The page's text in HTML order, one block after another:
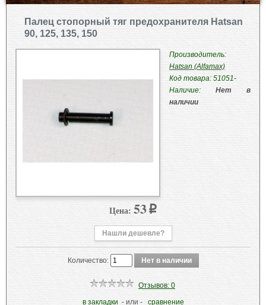
Палец стопорный тяг предохранителя Hatsan
90, 125, 135, 150
Производитель:
Hatsan (Alfamax)
Код товара: 51051-
Наличие: Нет в
наличии
Цена: 53 p
Нашли дешевле?
Количество:
Отзывов: 0
в закладки - или - сравнение